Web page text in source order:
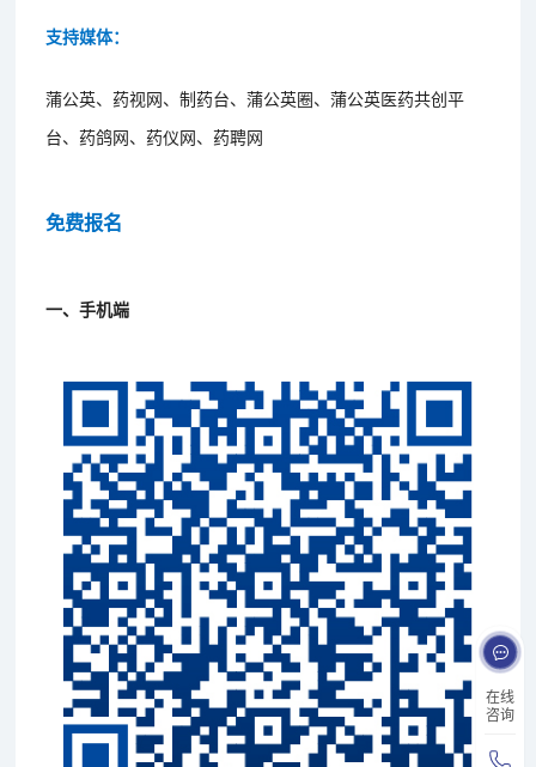
在线
咨询
支持媒体：
蒲公英、药视网、制药台、蒲公英圈、蒲公英医药共创平
台、药鸽网、药仪网、药聘网
免费报名
一、手机端